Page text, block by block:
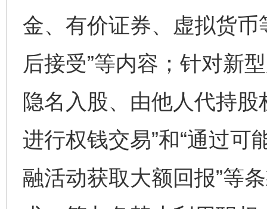
金、有价证券、虚拟货币
后接受”等内容；针对新
隐名入股、由他人代持
进行权钱交易”和“通过可
融活动获取大额回报”等